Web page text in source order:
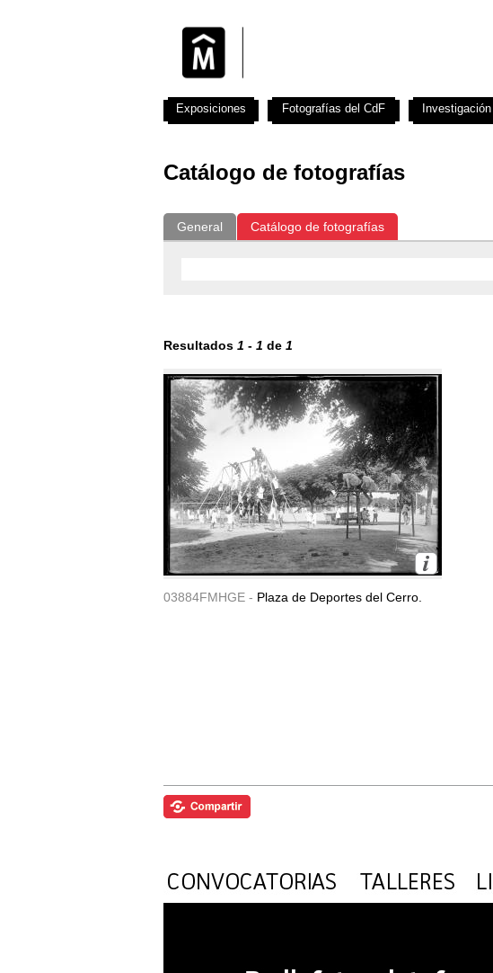
Catálogo de fotografías
General Catálogo de fotografías
Resultados 1 - 1 de 1
03884FMHGE - Plaza de Deportes del Cerro.
Exposiciones Fotografías del CdF Investigación